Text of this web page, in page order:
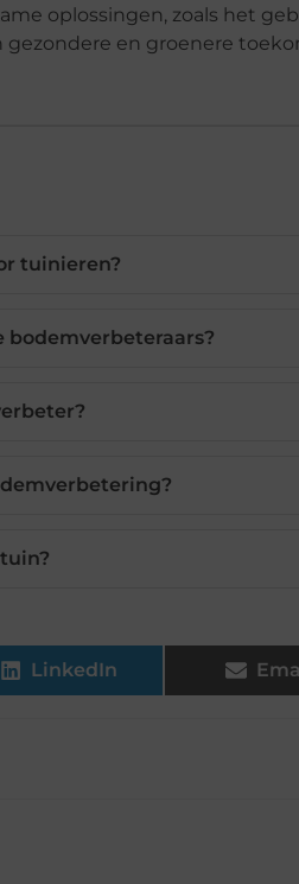
oplossingen, zoals het
en groenere
tuinieren?
bodemverbeteraars?
LinkedIn